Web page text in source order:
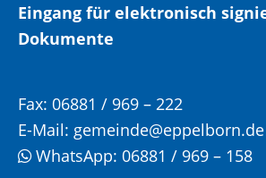
Eingang für elektronisch
Dokumente
Fax: 06881 / 969 – 222
E-Mail: gemeinde@eppelborn.de
WhatsApp: 06881 / 969 – 158